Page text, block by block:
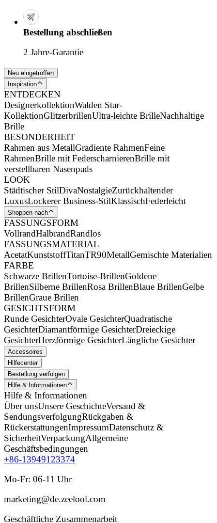
Bestellung abschließen
2 Jahre-Garantie
Neu eingetroffen
Inspiration
ENTDECKEN
DesignerkollektionWalden Star-
KollektionGlitzerbrillenUltra-leichte BrilleNachhaltige
Brille
BESONDERHEIT
Rahmen aus MetallGradiente RahmenFeine
RahmenBrille mit FederscharnierenBrille mit
verstellbaren Nasenpads
LOOK
Städtischer StilDivaNostalgieZurückhaltender
LuxusLockerer Business-StilKlassischFederleicht
Shoppen nach
FASSUNGSFORM
VollrandHalbrandRandlos
FASSUNGSMATERIAL
AcetatKunststoffTitanTR90MetallGemischte Materialien
FARBE
Schwarze BrillenTortoise-BrillenGoldene
BrillenSilberne BrillenRosa BrillenBlaue BrillenGelbe
BrillenGraue Brillen
GESICHTSFORM
Runde GesichterOvale GesichterQuadratische
GesichterDiamantförmige GesichterDreieckige
GesichterHerzförmige GesichterLängliche Gesichter
Accessoires
Hilfecenter
Bestellung verfolgen
Hilfe & Informationen
Hilfe & Informationen
Über unsUnsere GeschichteVersand &
SendungsverfolgungRückgaben &
RückerstattungenImpressumDatenschutz &
SicherheitVerpackungAllgemeine
Geschäftsbedingungen
+86-13949123374
Mo-Fr: 06-11 Uhr
marketing@de.zeelool.com
Geschäftliche Zusammenarbeit